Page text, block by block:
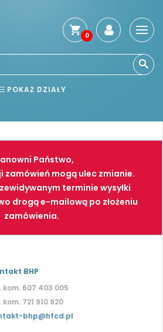
0
POKAŻ DZIAŁY
SPAWALNICTWO
PNEUMATYKA
Państwo,
zamówień mogą ulec zmianie.
terminie wysyłki
drogą e-mailową po złożeniu
zamówienia.
BHP
kom. 607 403 005
kom. 721 910 920
bhp@hfcd.pl